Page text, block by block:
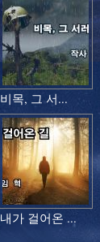
비목, 그 서...
내가 걸어온 ...